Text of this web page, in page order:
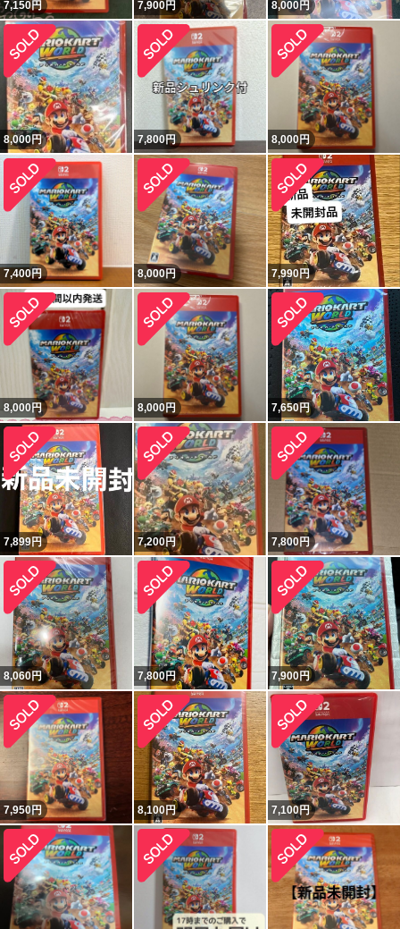
7,150円 7,900円 8,000円
8,000円 7,800円 8,000円
7,400円 8,000円 7,990円
8,000円 8,000円 7,650円
7,899円 7,200円 7,800円
8,060円 7,800円 7,900円
7,950円 8,100円 7,100円